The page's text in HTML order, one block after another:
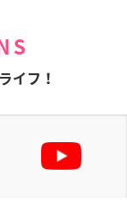
イフ！